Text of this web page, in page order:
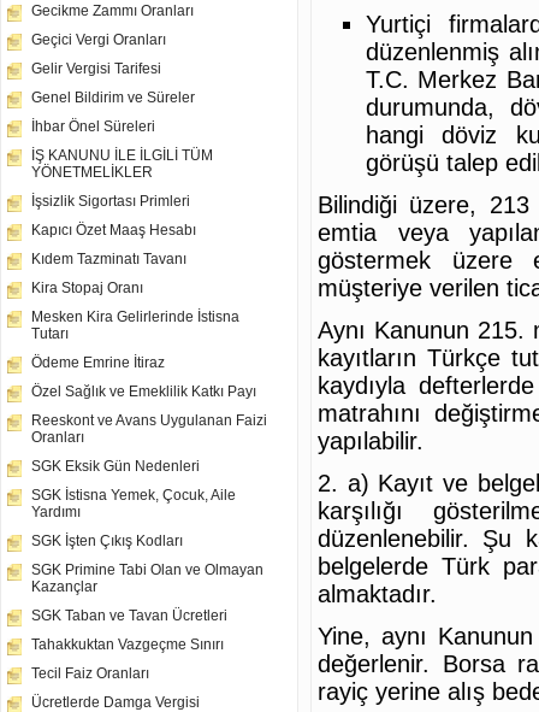
Gecikme Zammı Oranları
Geçici Vergi Oranları
Gelir Vergisi Tarifesi
Genel Bildirim ve Süreler
İhbar Önel Süreleri
İŞ KANUNU İLE İLGİLİ TÜM
YÖNETMELİKLER
İşsizlik Sigortası Primleri
Kapıcı Özet Maaş Hesabı
Kıdem Tazminatı Tavanı
Kira Stopaj Oranı
Mesken Kira Gelirlerinde İstisna
Tutarı
Ödeme Emrine İtiraz
Özel Sağlık ve Emeklilik Katkı Payı
Reeskont ve Avans Uygulanan Faizi
Oranları
SGK Eksik Gün Nedenleri
SGK İstisna Yemek, Çocuk, Aile
Yardımı
SGK İşten Çıkış Kodları
SGK Primine Tabi Olan ve Olmayan
Kazançlar
SGK Taban ve Tavan Ücretleri
Tahakkuktan Vazgeçme Sınırı
Tecil Faiz Oranları
Ücretlerde Damga Vergisi
Yurtiçi
düzenlenmiş
T.C. Merkez
durumunda,
hangi döviz
görüşü talep
Bilindiği üzere, 213
emtia veya
göstermek üzere
müşteriye verilen
Aynı Kanunun
kayıtların Türkçe
kaydıyla
matrahını
yapılabilir.
2. a) Kayıt ve
karşılığı
düzenlenebilir. Şu
belgelerde Türk
almaktadır.
Yine, aynı
değerlenir. Borsa
rayiç yerine alış